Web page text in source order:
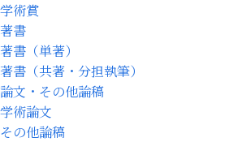
学術賞
著書
著書（単著）
著書（共著・分担執筆）
論文・その他論稿
学術論文
その他論稿